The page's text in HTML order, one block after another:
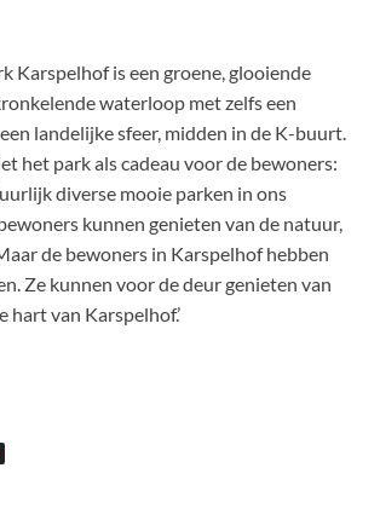
Karspelhof is een groene, glooiende
waterloop met zelfs een
landelijke sfeer, midden in de K-buurt.
het park als cadeau voor de bewoners:
diverse mooie parken in ons
kunnen genieten van de natuur,
de bewoners in Karspelhof hebben
Ze kunnen voor de deur genieten van
hart van Karspelhof.’